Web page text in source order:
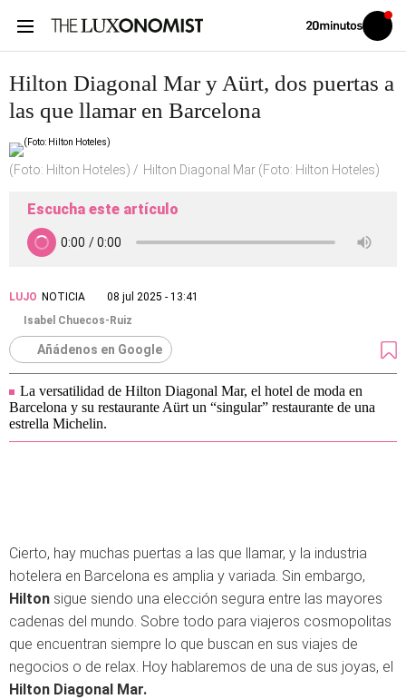
Volver
Iniciar
sesión
Hilton Diagonal Mar y Aürt, dos puertas a
las que llamar en Barcelona
(Foto: Hilton Hoteles) Hilton Diagonal Mar (Foto: Hilton Hoteles)
Escucha este artículo
LUJO NOTICIA
08 jul 2025 - 13:41
Isabel Chuecos-Ruiz
Añádenos en Google
La versatilidad de Hilton Diagonal Mar, el hotel de moda en
Barcelona y su restaurante Aürt un “singular” restaurante de una
estrella Michelin.
Cierto, hay muchas puertas a las que llamar, y la industria
hotelera en Barcelona es amplia y variada. Sin embargo,
Hilton sigue siendo una elección segura entre las mayores
cadenas del mundo. Sobre todo para viajeros cosmopolitas
que encuentran siempre lo que buscan en sus viajes de
negocios o de relax. Hoy hablaremos de una de sus joyas, el
Hilton Diagonal Mar.